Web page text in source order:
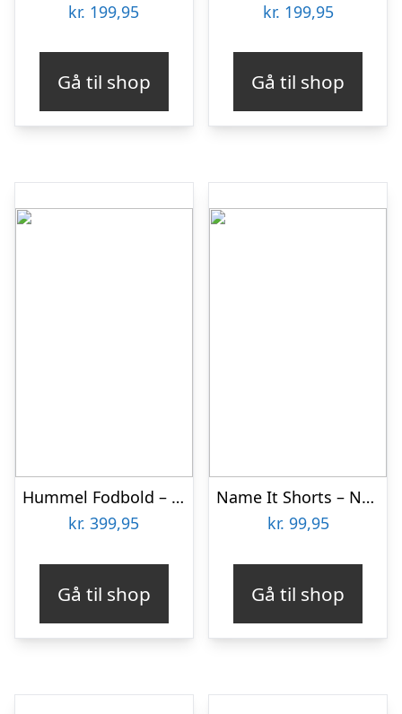
kr. 199,95
Gå til shop
kr. 199,95
Gå til shop
Hummel Fodbold – HmlInspire Elite – Lyseblå/Hvid/Grå
kr. 399,95
Gå til shop
Name It Shorts – NmmHootball – Subdued Blue m. Fodbolde
kr. 99,95
Gå til shop